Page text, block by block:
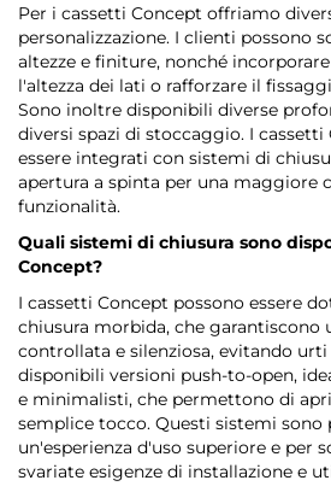
Per i cassetti Concept offriamo
personalizzazione. I clienti possono
altezze e finiture, nonché
l'altezza dei lati o rafforzare il
Sono inoltre disponibili diverse
diversi spazi di stoccaggio. I cassetti
essere integrati con sistemi di
apertura a spinta per una maggiore
funzionalità.
Quali sistemi di chiusura sono
Concept?
I cassetti Concept possono essere
chiusura morbida, che garantiscono
controllata e silenziosa, evitando
disponibili versioni push-to-open,
e minimalisti, che permettono di
semplice tocco. Questi sistemi
un'esperienza d'uso superiore e per
svariate esigenze di installazione e